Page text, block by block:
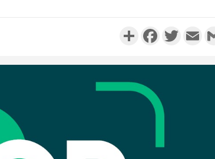
PartagerFacebookTwitter
Côte d'Ivoire
personnes